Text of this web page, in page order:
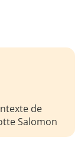
de
Salomon